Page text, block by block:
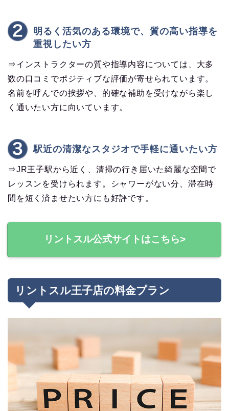
明るく活気のある環境で、質の高い指導を
重視したい方
⇒インストラクターの質や指導内容については、大多
数の口コミでポジティブな評価が寄せられています。
名前を呼んでの挨拶や、的確な補助を受けながら楽し
く通いたい方に向いています。
駅近の清潔なスタジオで手軽に通いたい方
⇒JR王子駅から近く、清掃の行き届いた綺麗な空間で
レッスンを受けられます。シャワーがない分、滞在時
間を短く済ませたい方にも好評です。
リントスル公式サイトはこちら>
リントスル王子店の料金プラン